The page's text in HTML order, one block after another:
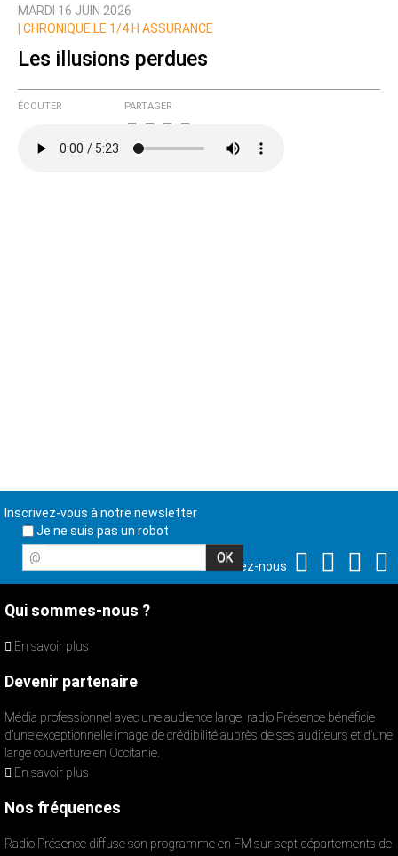
MARDI 16 JUIN 2026
CHRONIQUE LE 1/4 H ASSURANCE
Les illusions perdues
ÉCOUTER PARTAGER
Inscrivez-vous à notre newsletter
Je ne suis pas un robot
@
Suivez-nous
Qui sommes-nous ?
En savoir plus
Devenir partenaire
Média professionnel avec une audience large, radio Présence bénéficie
d’une exceptionnelle image de crédibilité auprès de ses auditeurs et d’une
large couverture en Occitanie.
En savoir plus
Nos fréquences
Radio Présence diffuse son programme en FM sur sept départements de